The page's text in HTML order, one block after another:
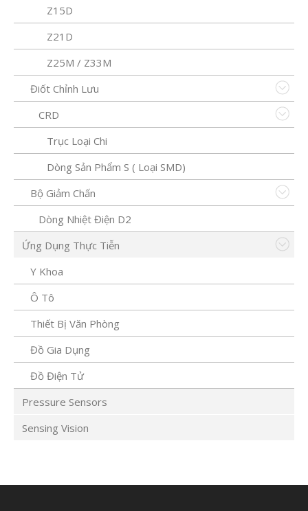
Z15D
Z21D
Z25M / Z33M
Điốt Chỉnh Lưu
CRD
Trục Loại Chi
Dòng Sản Phẩm S ( Loại SMD)
Bộ Giảm Chấn
Dòng Nhiệt Điện D2
Ứng Dụng Thực Tiễn
Y Khoa
Ô Tô
Thiết Bị Văn Phòng
Đồ Gia Dụng
Đồ Điện Tử
Pressure Sensors
Sensing Vision